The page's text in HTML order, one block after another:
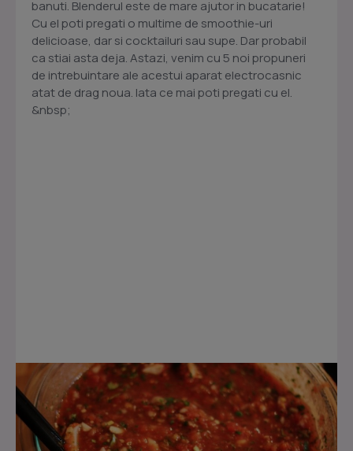
banuti. Blenderul este de mare ajutor in bucatarie!
Cu el poti pregati o multime de smoothie-uri
delicioase, dar si cocktailuri sau supe. Dar probabil
ca stiai asta deja. Astazi, venim cu 5 noi propuneri
de intrebuintare ale acestui aparat electrocasnic
atat de drag noua. Iata ce mai poti pregati cu el.
&nbsp;